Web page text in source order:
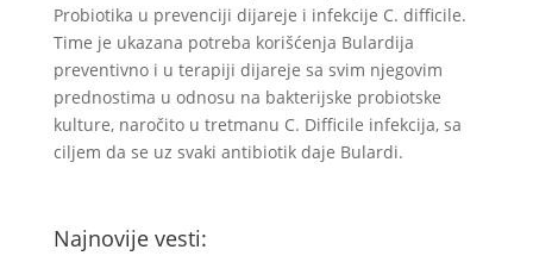
Probiotika u prevenciji dijareje i infekcije C. difficile.
Time je ukazana potreba korišćenja Bulardija
preventivno i u terapiji dijareje sa svim njegovim
prednostima u odnosu na bakterijske probiotske
kulture, naročito u tretmanu C. Difficile infekcija, sa
ciljem da se uz svaki antibiotik daje Bulardi.
Najnovije vesti: